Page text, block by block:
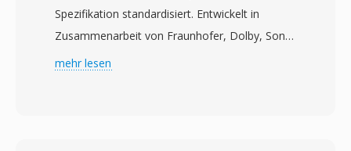
Spezifikation standardisiert. Entwickelt in
Zusammenarbeit von Fraunhofer, Dolby, Sony,
Nokia und AT&amp;T, liefert AAC bei gleichen
mehr lesen